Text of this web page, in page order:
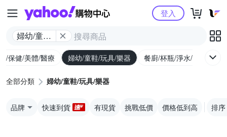
Yahoo購物中心
婦幼/童鞋/
登入
/保健/美體/醫療 婦幼/童鞋/玩具/樂器 餐廚/杯瓶/淨水/寵物
全部分類 婦幼/童鞋/玩具/樂器
品牌 快速到貨 有現貨 挑戰低價 價格低到高 排序